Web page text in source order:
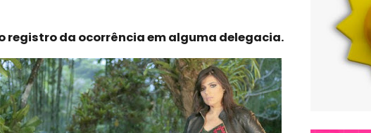
registro da ocorrência em alguma delegacia.